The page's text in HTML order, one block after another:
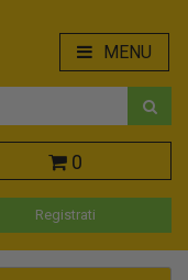
MENU
0
Registrati